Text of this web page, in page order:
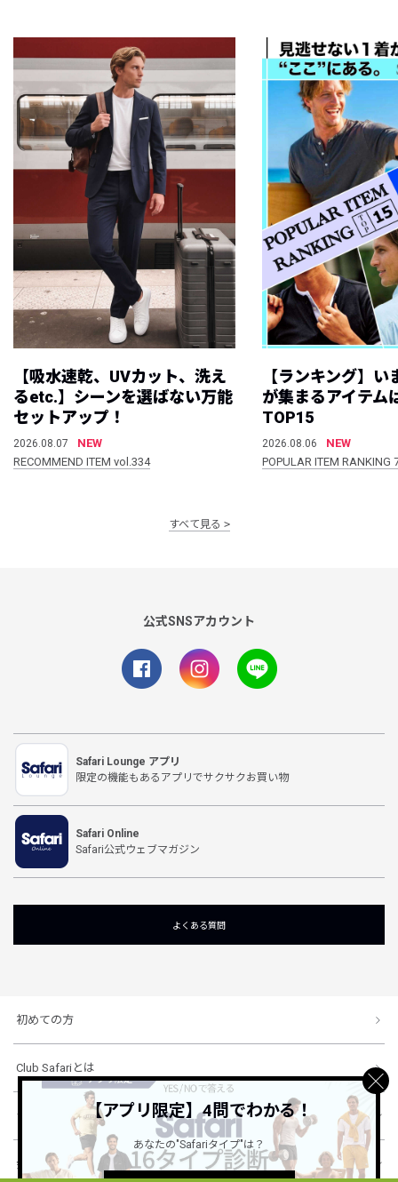
【吸水速乾、UVカット、洗え
るetc.】シーンを選ばない万能
セットアップ！
2026.08.07
NEW
RECOMMEND ITEM vol.334
【ランキング】
が集まるアイテム
TOP15
2026.08.06
NEW
POPULAR ITEM
すべて見る
公式SNSアカウント
Safari Lounge アプリ
限定の機能もあるアプリでサクサクお買い物
Safari Online
Safari公式ウェブマガジン
よくある質問
初めての方
Club Safariとは
ショッピングガイド
会社概要・規約
【アプリ限定】4問でわかる！
あなたの"Safariタイプ"は？